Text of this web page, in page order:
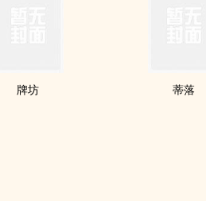
牌坊 蒂落